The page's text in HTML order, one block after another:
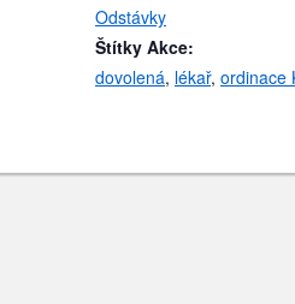
Odstávky
Štítky Akce:
dovolená, lékař, ordinace